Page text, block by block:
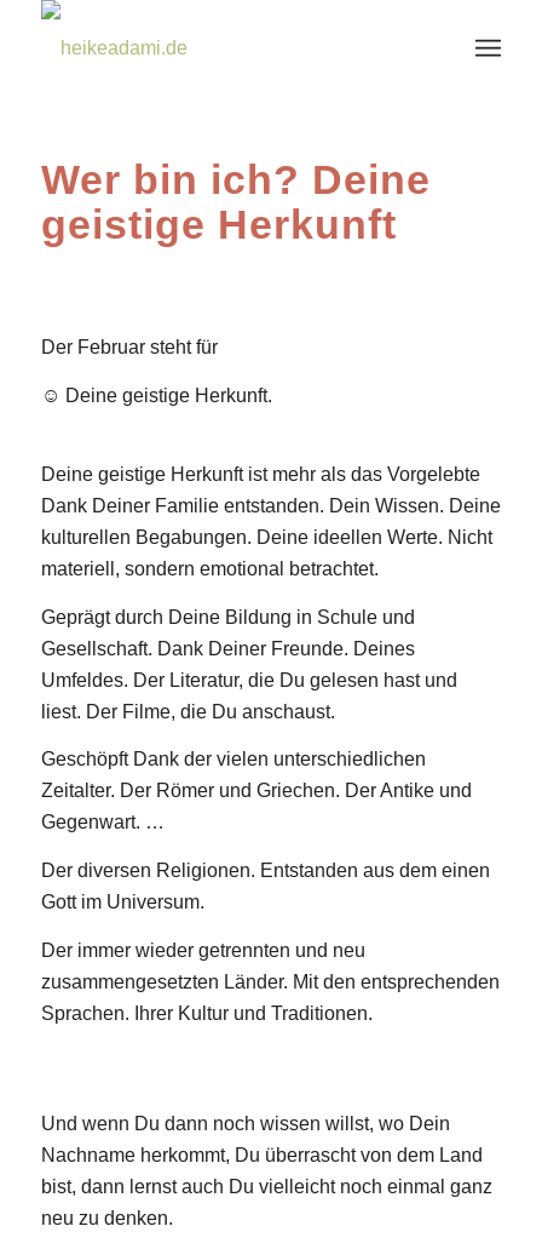
Wer bin ich? Deine
geistige Herkunft
Der Februar steht für
☺️ Deine geistige Herkunft.
Deine geistige Herkunft ist mehr als das Vorgelebte
Dank Deiner Familie entstanden. Dein Wissen. Deine
kulturellen Begabungen. Deine ideellen Werte. Nicht
materiell, sondern emotional betrachtet.
Geprägt durch Deine Bildung in Schule und
Gesellschaft. Dank Deiner Freunde. Deines
Umfeldes. Der Literatur, die Du gelesen hast und
liest. Der Filme, die Du anschaust.
Geschöpft Dank der vielen unterschiedlichen
Zeitalter. Der Römer und Griechen. Der Antike und
Gegenwart. …
Der diversen Religionen. Entstanden aus dem einen
Gott im Universum.
Der immer wieder getrennten und neu
zusammengesetzten Länder. Mit den entsprechenden
Sprachen. Ihrer Kultur und Traditionen.
Und wenn Du dann noch wissen willst, wo Dein
Nachname herkommt, Du überrascht von dem Land
bist, dann lernst auch Du vielleicht noch einmal ganz
neu zu denken.